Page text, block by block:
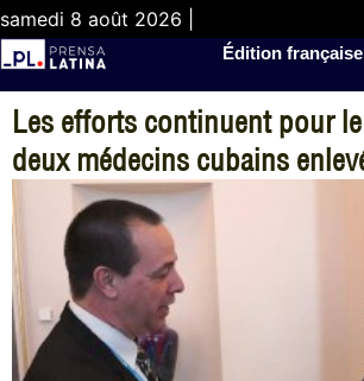
samedi 8 août 2026 |
Édition française
Les efforts continuent pour
deux médecins cubains